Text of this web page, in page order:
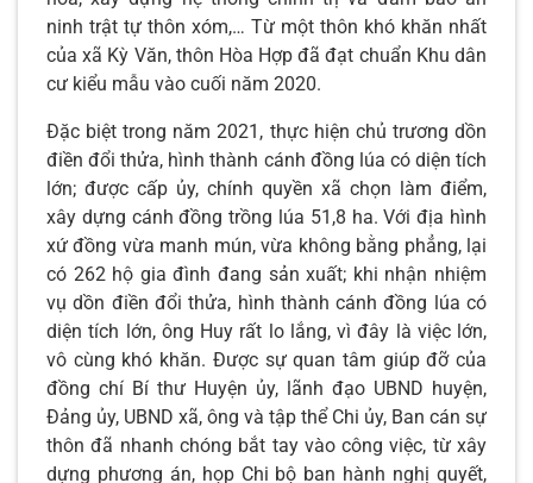
ninh trật tự thôn xóm,… Từ một thôn khó khăn nhất
của xã Kỳ Văn, thôn Hòa Hợp đã đạt chuẩn Khu dân
cư kiểu mẫu vào cuối năm 2020.
Đặc biệt trong năm 2021, thực hiện chủ trương dồn
điền đổi thửa, hình thành cánh đồng lúa có diện tích
lớn; được cấp ủy, chính quyền xã chọn làm điểm,
xây dựng cánh đồng trồng lúa 51,8 ha. Với địa hình
xứ đồng vừa manh mún, vừa không bằng phẳng, lại
có 262 hộ gia đình đang sản xuất; khi nhận nhiệm
vụ dồn điền đổi thửa, hình thành cánh đồng lúa có
diện tích lớn, ông Huy rất lo lắng, vì đây là việc lớn,
vô cùng khó khăn. Được sự quan tâm giúp đỡ của
đồng chí Bí thư Huyện ủy, lãnh đạo UBND huyện,
Đảng ủy, UBND xã, ông và tập thể Chi ủy, Ban cán sự
thôn đã nhanh chóng bắt tay vào công việc, từ xây
dựng phương án, họp Chi bộ ban hành nghị quyết,